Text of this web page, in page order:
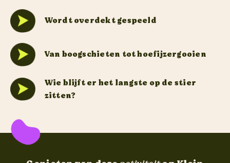
Wordt overdekt gespeeld
Van boogschieten tot hoefijzergooien
Wie blijft er het langste op de stier
zitten?